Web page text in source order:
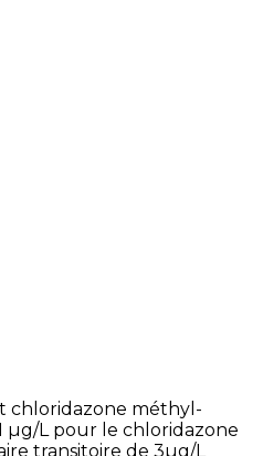
chloridazone méthyl-
µg/L pour le chloridazone
transitoire de 3µg/L